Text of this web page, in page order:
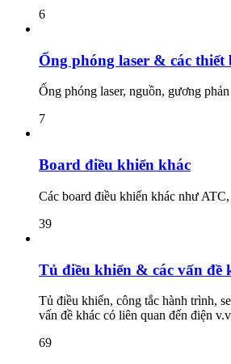
6
Ống phóng laser & các thiết
Ống phóng laser, nguồn, gương
7
Board điều khiển khác
Các board điều khiển khác như ATC,
39
Tủ điều khiển & các vấn đề
Tủ điều khiển, công tắc hành trình,
vấn đề khác có liên quan đến điện
69